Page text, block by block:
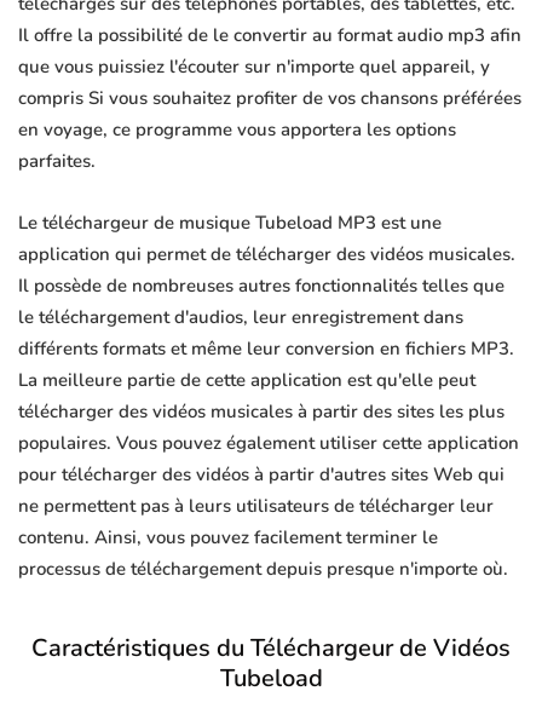
Il offre la possibilité de le convertir au format audio mp3 afin
que vous puissiez l'écouter sur n'importe quel appareil, y
compris Si vous souhaitez profiter de vos chansons préférées
en voyage, ce programme vous apportera les options
parfaites.
Le téléchargeur de musique Tubeload MP3 est une
application qui permet de télécharger des vidéos musicales.
Il possède de nombreuses autres fonctionnalités telles que
le téléchargement d'audios, leur enregistrement dans
différents formats et même leur conversion en fichiers MP3.
La meilleure partie de cette application est qu'elle peut
télécharger des vidéos musicales à partir des sites les plus
populaires. Vous pouvez également utiliser cette application
pour télécharger des vidéos à partir d'autres sites Web qui
ne permettent pas à leurs utilisateurs de télécharger leur
contenu. Ainsi, vous pouvez facilement terminer le
processus de téléchargement depuis presque n'importe où.
Caractéristiques du Téléchargeur de Vidéos
Tubeload